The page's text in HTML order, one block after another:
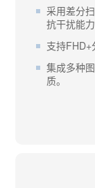
采用差分
抗干扰能
支持FHD+
集成多种
质。